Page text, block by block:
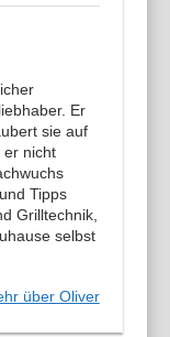
Er
sie auf
er nicht
Tipps
Grilltechnik,
selbst
über Oliver